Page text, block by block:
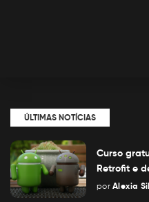
ÚLTIMAS NOTÍCIAS
Curso
Retrofit e
Posted
por Alexia